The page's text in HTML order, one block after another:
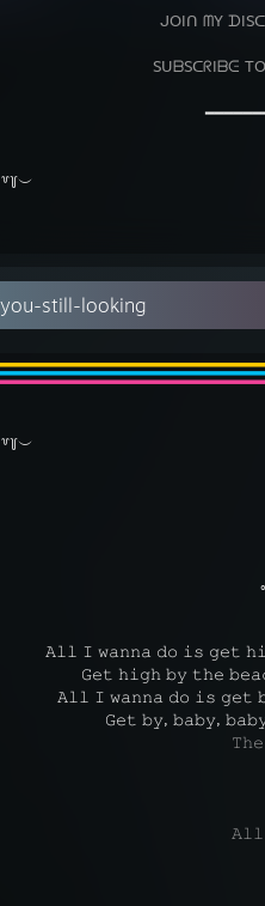
ᗰY
⠀SᑌᗷSᑕᖇIᗷᕮ TO
⠀⠀⠀⠀⠀
꒷꒦︶
꒷꒦︶
⠀𝙰𝚕𝚕 𝙸 𝚠𝚊𝚗𝚗𝚊 𝚍𝚘 𝚒𝚜 𝚐𝚎𝚝
⠀𝙶𝚎𝚝 𝚑𝚒𝚐𝚑 𝚋𝚢 𝚝𝚑𝚎
⠀𝙰𝚕𝚕 𝙸 𝚠𝚊𝚗𝚗𝚊 𝚍𝚘 𝚒𝚜 𝚐𝚎𝚝
⠀𝙶𝚎𝚝 𝚋𝚢, 𝚋𝚊𝚋𝚢,